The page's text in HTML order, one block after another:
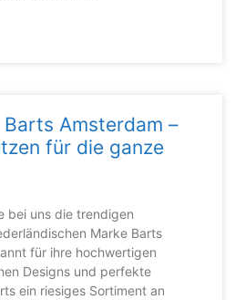
Amsterdam –
für die ganze
bei uns die trendigen
Marke Barts
für ihre hochwertigen
Designs und perfekte
ein riesiges Sortiment an